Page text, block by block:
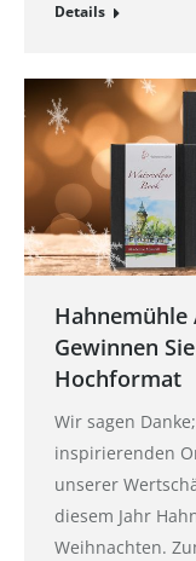
Details
Hahnemühle
Gewinnen
Hochformat
Wir sagen
inspirierenden
unserer
diesem Jahr
Weihnachten.